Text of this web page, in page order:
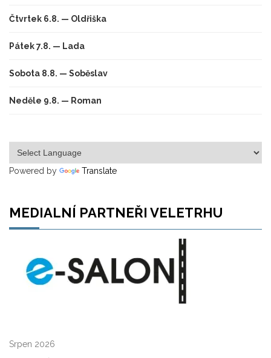
Čtvrtek 6.8. — Oldřiška
Pátek 7.8. — Lada
Sobota 8.8. — Soběslav
Neděle 9.8. — Roman
Powered by Translate
MEDIALNÍ PARTNEŘI VELETRHU
Srpen 2026